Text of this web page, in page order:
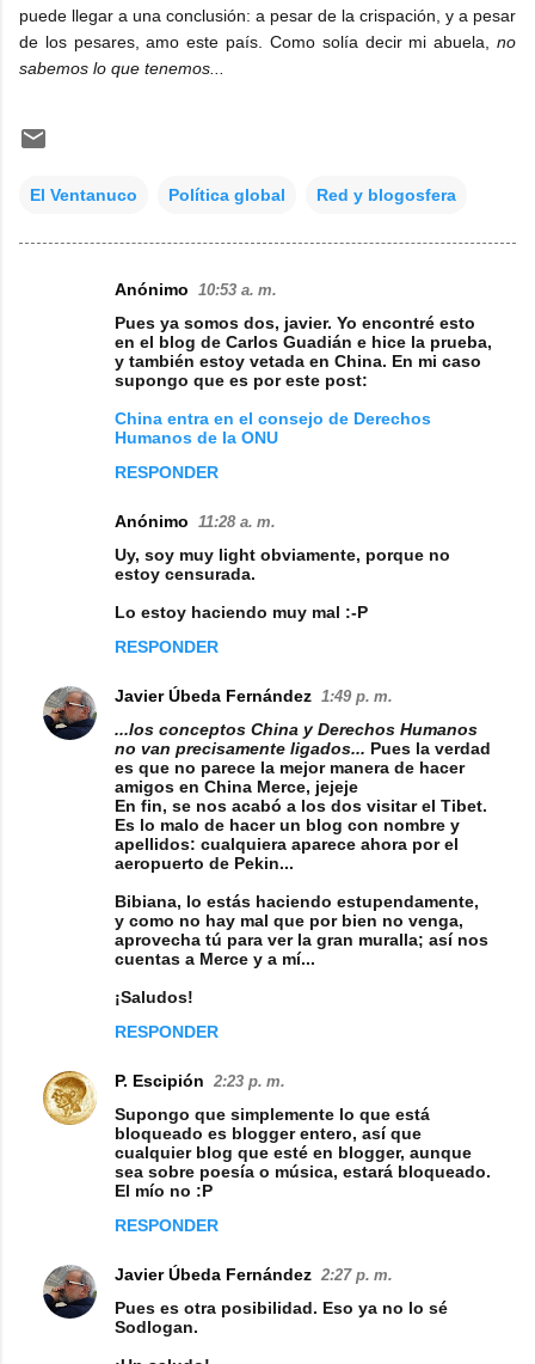
puede llegar a una conclusión: a pesar de la crispación, y a pesar
de los pesares, amo este país. Como solía decir mi abuela, no
sabemos lo que tenemos...
El Ventanuco Política global Red y blogosfera
Anónimo 10:53 a. m.
Pues ya somos dos, javier. Yo encontré esto
en el blog de Carlos Guadián e hice la prueba,
y también estoy vetada en China. En mi caso
supongo que es por este post:
China entra en el consejo de Derechos
Humanos de la ONU
RESPONDER
Anónimo 11:28 a. m.
Uy, soy muy light obviamente, porque no
estoy censurada.
Lo estoy haciendo muy mal :-P
RESPONDER
Javier Úbeda Fernández 1:49 p. m.
...los conceptos China y Derechos Humanos
no van precisamente ligados... Pues la verdad
es que no parece la mejor manera de hacer
amigos en China Merce, jejeje
En fin, se nos acabó a los dos visitar el Tibet.
Es lo malo de hacer un blog con nombre y
apellidos: cualquiera aparece ahora por el
aeropuerto de Pekin...
Bibiana, lo estás haciendo estupendamente,
y como no hay mal que por bien no venga,
aprovecha tú para ver la gran muralla; así nos
cuentas a Merce y a mí...
¡Saludos!
RESPONDER
P. Escipión 2:23 p. m.
Supongo que simplemente lo que está
bloqueado es blogger entero, así que
cualquier blog que esté en blogger, aunque
sea sobre poesía o música, estará bloqueado.
El mío no :P
RESPONDER
Javier Úbeda Fernández 2:27 p. m.
Pues es otra posibilidad. Eso ya no lo sé
Sodlogan.